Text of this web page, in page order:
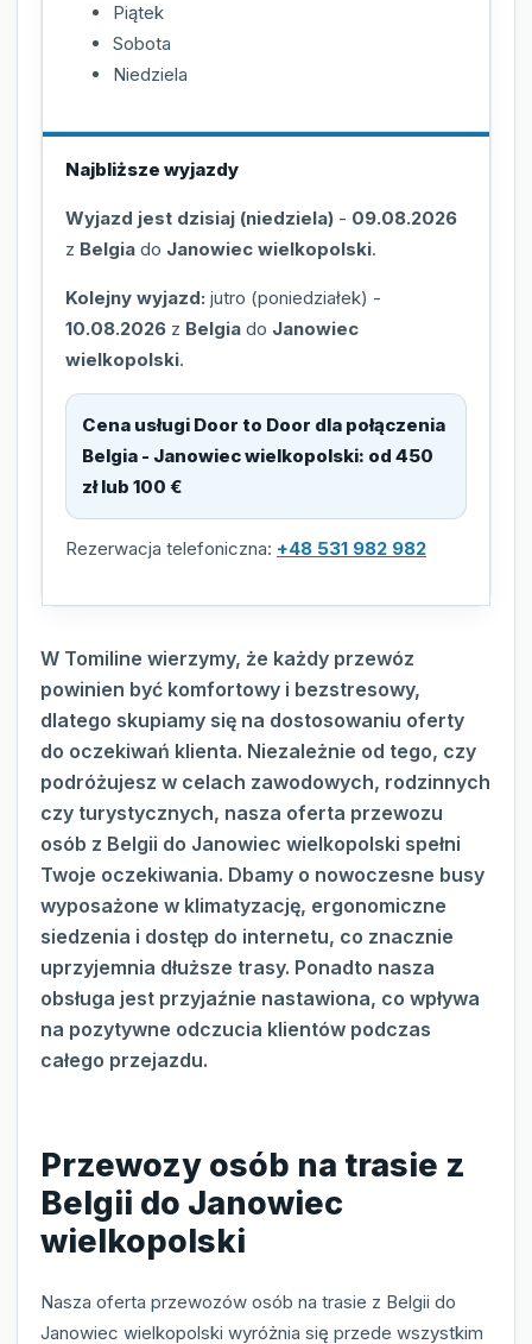
Piątek
Sobota
Niedziela
Najbliższe wyjazdy
Wyjazd jest dzisiaj (niedziela) - 09.08.2026
z Belgia do Janowiec wielkopolski.
Kolejny wyjazd: jutro (poniedziałek) -
10.08.2026 z Belgia do Janowiec
wielkopolski.
Cena usługi Door to Door dla połączenia
Belgia - Janowiec wielkopolski: od 450
zł lub 100 €
Rezerwacja telefoniczna: +48 531 982 982
W Tomiline wierzymy, że każdy przewóz
powinien być komfortowy i bezstresowy,
dlatego skupiamy się na dostosowaniu oferty
do oczekiwań klienta. Niezależnie od tego, czy
podróżujesz w celach zawodowych, rodzinnych
czy turystycznych, nasza oferta przewozu
osób z Belgii do Janowiec wielkopolski spełni
Twoje oczekiwania. Dbamy o nowoczesne busy
wyposażone w klimatyzację, ergonomiczne
siedzenia i dostęp do internetu, co znacznie
uprzyjemnia dłuższe trasy. Ponadto nasza
obsługa jest przyjaźnie nastawiona, co wpływa
na pozytywne odczucia klientów podczas
całego przejazdu.
Przewozy osób na trasie z
Belgii do Janowiec
wielkopolski
Nasza oferta przewozów osób na trasie z Belgii do
Janowiec wielkopolski wyróżnia się przede wszystkim